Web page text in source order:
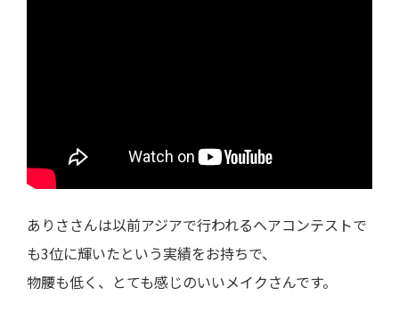
ありささんは以前アジアで行われるヘアコンテストで
も3位に輝いたという実績をお持ちで、
物腰も低く、とても感じのいいメイクさんです。